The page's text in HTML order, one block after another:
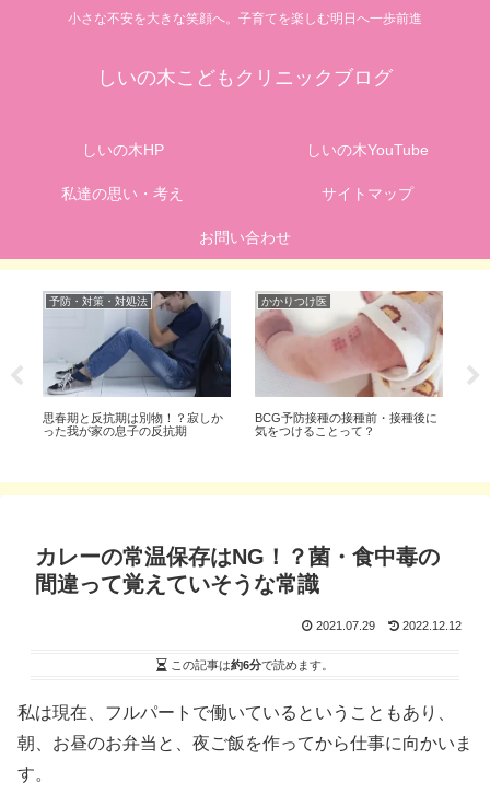
小さな不安を大きな笑顔へ。子育てを楽しむ明日へ一歩前進
しいの木こどもクリニックブログ
しいの木HP しいの木YouTube
私達の思い・考え サイトマップ
お問い合わせ
予防・対策・対処法
思春期と反抗期は別物！？寂しか
った我が家の息子の反抗期
かかりつけ医
BCG予防接種の接種前・接種後に
気をつけることって？
カレーの常温保存はNG！？菌・食中毒の
間違って覚えていそうな常識
2021.07.29 2022.12.12
この記事は約6分で読めます。
私は現在、フルパートで働いているということもあり、
朝、お昼のお弁当と、夜ご飯を作ってから仕事に向かいま
す。